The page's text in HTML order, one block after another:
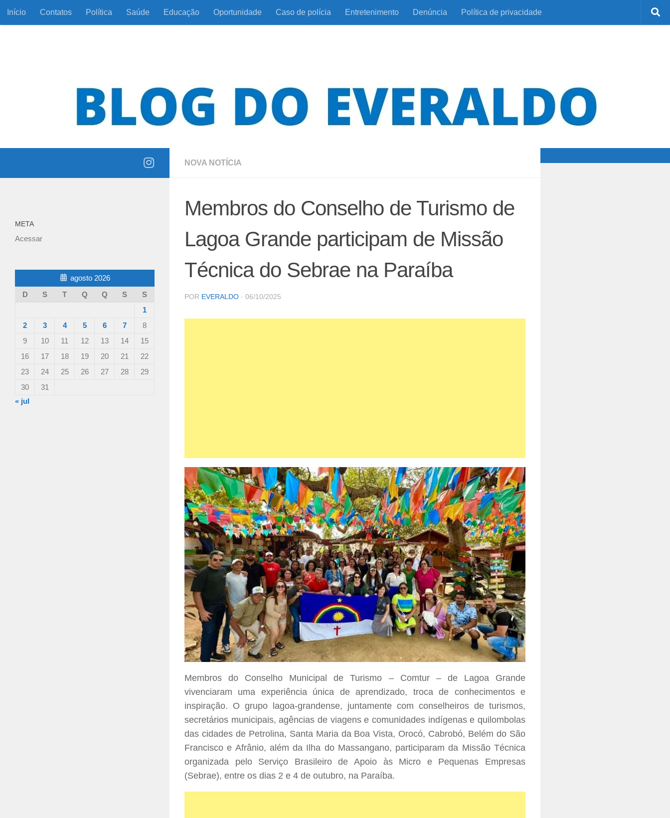
Skip to content
Início Contatos Política Saúde Educação Oportunidade Caso de polícia Entretenimento Denúncia Política de privacidade
NOVA NOTÍCIA
Membros do Conselho de Turismo de
Lagoa Grande participam de Missão
Técnica do Sebrae na Paraíba
POR EVERALDO · 06/10/2025
Membros do Conselho Municipal de Turismo – Comtur – de Lagoa Grande
vivenciaram uma experiência única de aprendizado, troca de conhecimentos e
inspiração. O grupo lagoa-grandense, juntamente com conselheiros de turismos,
secretários municipais, agências de viagens e comunidades indígenas e quilombolas
das cidades de Petrolina, Santa Maria da Boa Vista, Orocó, Cabrobó, Belém do São
Francisco e Afrânio, além da Ilha do Massangano, participaram da Missão Técnica
organizada pelo Serviço Brasileiro de Apoio às Micro e Pequenas Empresas
(Sebrae), entre os dias 2 e 4 de outubro, na Paraíba.
META
Acessar
agosto 2026
D
S T Q Q S
S
1
2
3 4 5 6 7
8
9
10 11 12 13 14
15
16
17 18 19 20 21
22
23
24 25 26 27 28
29
30
31
« jul